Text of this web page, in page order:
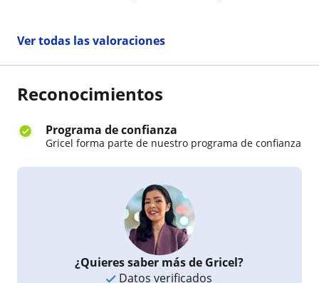
Ver todas las valoraciones
Reconocimientos
Programa de confianza
Gricel forma parte de nuestro programa de confianza
¿Quieres saber más de Gricel?
Datos verificados